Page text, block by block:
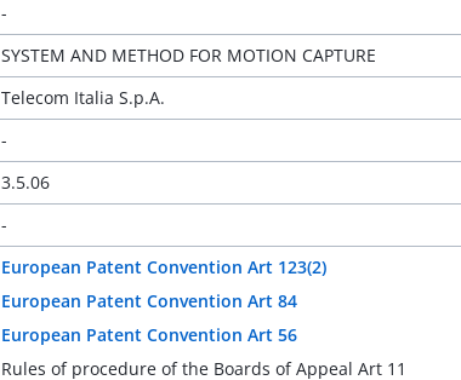
-
SYSTEM AND METHOD FOR MOTION CAPTURE
Telecom Italia S.p.A.
-
3.5.06
-
European Patent Convention Art 123(2)
European Patent Convention Art 84
European Patent Convention Art 56
Rules of procedure of the Boards of Appeal Art 11